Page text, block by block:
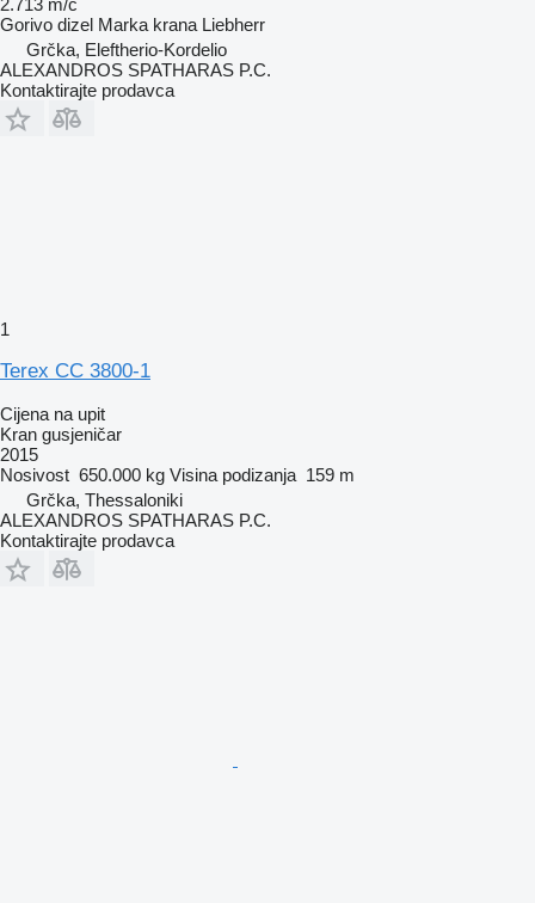
2.713 m/č
Gorivo dizel Marka krana Liebherr
Grčka, Eleftherio-Kordelio
ALEXANDROS SPATHARAS P.C.
Kontaktirajte prodavca
1
Terex CC 3800-1
Cijena na upit
Kran gusjeničar
2015
Nosivost 650.000 kg Visina podizanja 159 m
Grčka, Thessaloniki
ALEXANDROS SPATHARAS P.C.
Kontaktirajte prodavca